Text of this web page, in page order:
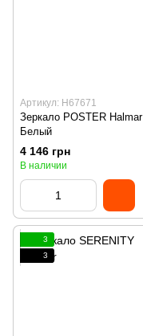
Артикул: H67671
Зеркало POSTER Halmar
Белый
4 146 грн
В наличии
3
3